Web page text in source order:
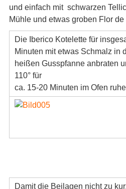
und einfach mit schwarzen
Mühle und etwas groben Flor
Die Iberico Kotelette für
Minuten mit etwas Schmalz in
heißen Gusspfanne anbraten
110° für
ca. 15-20 Minuten im Ofen
Damit die Beilagen nicht zu